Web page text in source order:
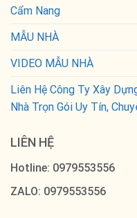
Cẩm Nang
MẪU NHÀ
VIDEO MẪU NHÀ
Liên Hệ Công Ty Xây
Nhà Trọn Gói Uy Tín,
LIÊN HỆ
Hotline: 0979553556
ZALO: 0979553556